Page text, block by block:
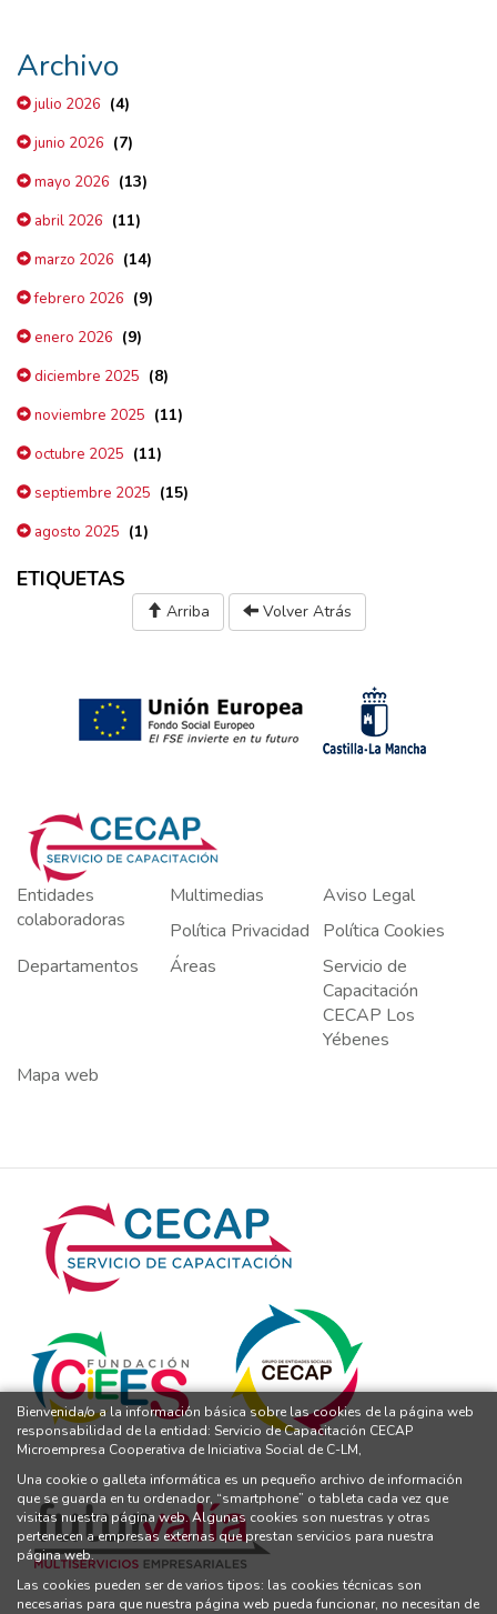
Archivo
julio 2026 (4)
junio 2026 (7)
mayo 2026 (13)
abril 2026 (11)
marzo 2026 (14)
febrero 2026 (9)
enero 2026 (9)
diciembre 2025 (8)
noviembre 2025 (11)
octubre 2025 (11)
septiembre 2025 (15)
agosto 2025 (1)
ETIQUETAS
Arriba Volver Atrás
Entidades
colaboradoras
Multimedias
Aviso Legal
Política Privacidad
Política Cookies
Departamentos
Áreas
Servicio de
Capacitación
CECAP Los
Yébenes
Mapa web
Bienvenida/o a la información básica sobre las cookies de la página web
responsabilidad de la entidad: Servicio de Capacitación CECAP
Microempresa Cooperativa de Iniciativa Social de C-LM,
Una cookie o galleta informática es un pequeño archivo de información
que se guarda en tu ordenador, “smartphone” o tableta cada vez que
visitas nuestra página web. Algunas cookies son nuestras y otras
pertenecen a empresas externas que prestan servicios para nuestra
página web.
Las cookies pueden ser de varios tipos: las cookies técnicas son
necesarias para que nuestra página web pueda funcionar, no necesitan de